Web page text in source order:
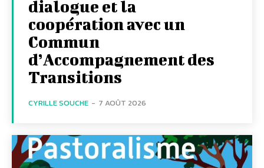
dialogue et la
coopération avec un
Commun
d’Accompagnement des
Transitions
CYRILLE SOUCHE - 7 AOÛT 2026